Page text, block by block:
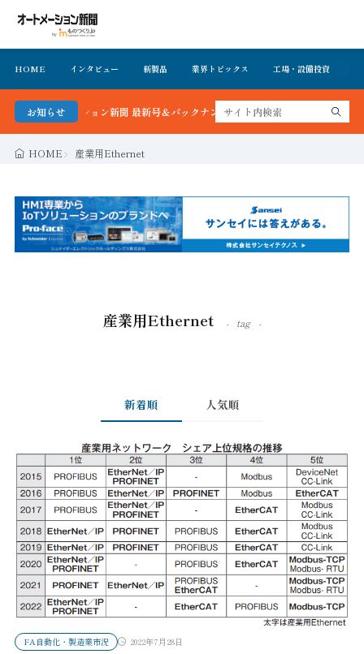
HOME インタビュー 新製品 業界トピックス 工場・設備投資
お知らせ
ートメーション新聞 最新号＆バックナンバーを無料で公開中 詳細はこちら
HOME 産業用Ethernet
産業用Ethernet tag
新着順 人気順
FA自動化・製造業市況 2022年7月28日